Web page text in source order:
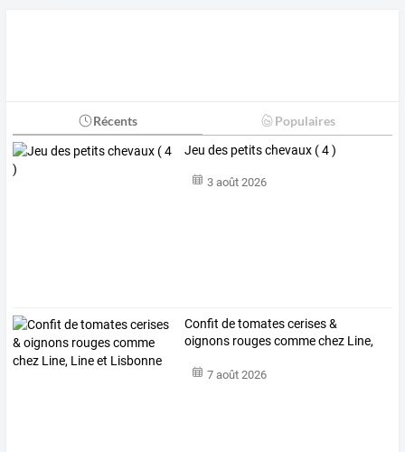
Récents Populaires
Jeu des petits chevaux ( 4 )
3 août 2026
Confit detomatescerises&
oignons rougescommechez Line,
7 août 2026